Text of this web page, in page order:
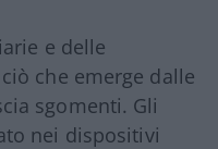
e delle
che emerge dalle
sgomenti. Gli
nei dispositivi